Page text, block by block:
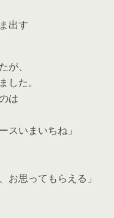
出す
が、
した。
は
スいまいちね」
お思ってもらえる」